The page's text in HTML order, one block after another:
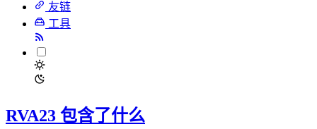
友链
工具
RVA23 包含了什么